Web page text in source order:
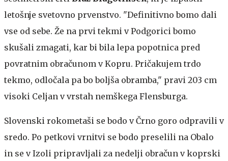
letošnje svetovno prvenstvo. "Definitivno bomo dali
vse od sebe. Že na prvi tekmi v Podgorici bomo
skušali zmagati, kar bi bila lepa popotnica pred
povratnim obračunom v Kopru. Pričakujem trdo
tekmo, odločala pa bo boljša obramba," pravi 203 cm
visoki Celjan v vrstah nemškega Flensburga.
Slovenski rokometaši se bodo v Črno goro odpravili v
sredo. Po petkovi vrnitvi se bodo preselili na Obalo
in se v Izoli pripravljali za nedelji obračun v koprski